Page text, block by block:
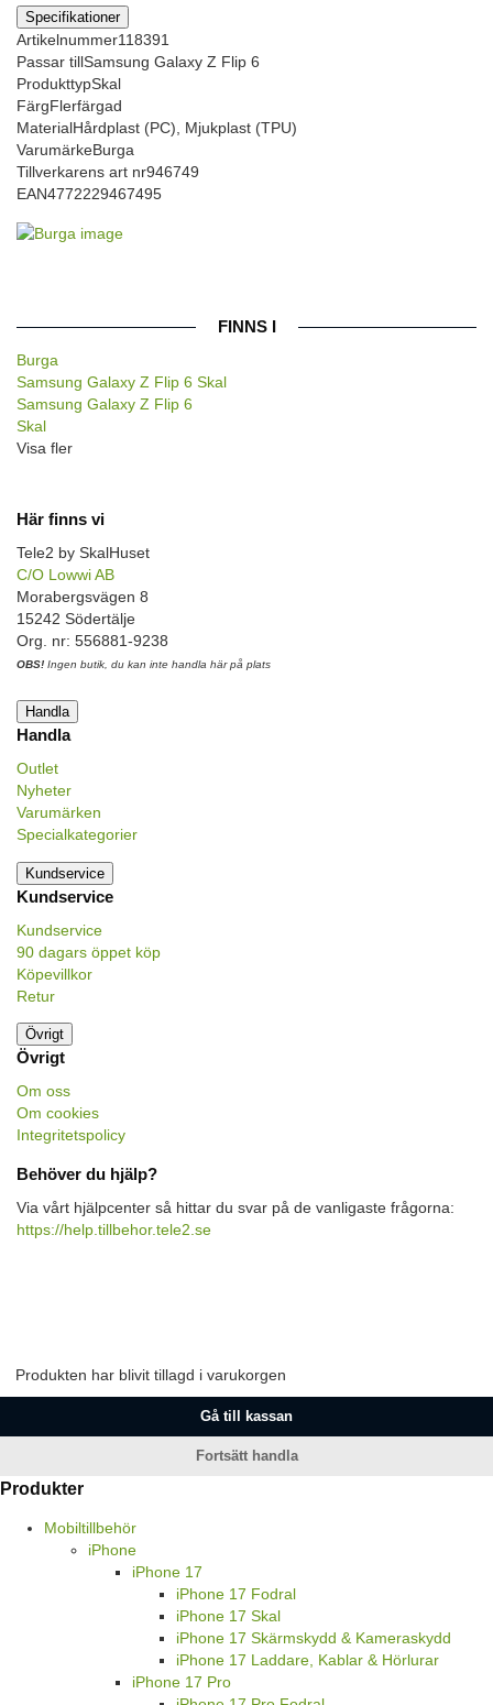
Specifikationer
Artikelnummer118391
Passar tillSamsung Galaxy Z Flip 6
ProdukttypSkal
FärgFlerfärgad
MaterialHårdplast (PC), Mjukplast (TPU)
VarumärkeBurga
Tillverkarens art nr946749
EAN4772229467495
FINNS I
Burga
Samsung Galaxy Z Flip 6 Skal
Samsung Galaxy Z Flip 6
Skal
Visa fler
Här finns vi
Tele2 by SkalHuset
C/O Lowwi AB
Morabergsvägen 8
15242 Södertälje
Org. nr: 556881-9238
OBS! Ingen butik, du kan inte handla här på plats
Handla
Handla
Outlet
Nyheter
Varumärken
Specialkategorier
Kundservice
Kundservice
Kundservice
90 dagars öppet köp
Köpevillkor
Retur
Övrigt
Övrigt
Om oss
Om cookies
Integritetspolicy
Behöver du hjälp?
Via vårt hjälpcenter så hittar du svar på de vanligaste frågorna:
https://help.tillbehor.tele2.se
Produkten har blivit tillagd i varukorgen
Gå till kassan
Fortsätt handla
Produkter
Mobiltillbehör
iPhone
iPhone 17
iPhone 17 Fodral
iPhone 17 Skal
iPhone 17 Skärmskydd & Kameraskydd
iPhone 17 Laddare, Kablar & Hörlurar
iPhone 17 Pro